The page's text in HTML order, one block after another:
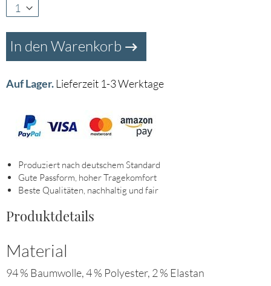
In den Warenkorb
Auf Lager.Lieferzeit 1-3 Werktage
Produziert nach deutschem Standard
Gute Passform, hoher Tragekomfort
Beste Qualitäten, nachhaltig und fair
Produktdetails
Material
94 % Baumwolle, 4 % Polyester, 2 % Elastan